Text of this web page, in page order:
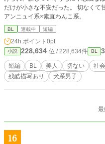
だけが小さな不安だった。 切なくて甘い、優雅で儚い気持ちが揺れ動く。 美人
アンニュイ系×素直わんこ系。
BL 連載中 短編
24h.ポイント 0pt
小説 228,634 位 / 228,634件 BL
短編 BL 美人 切ない 社
残酷描写あり
犬系男子
16